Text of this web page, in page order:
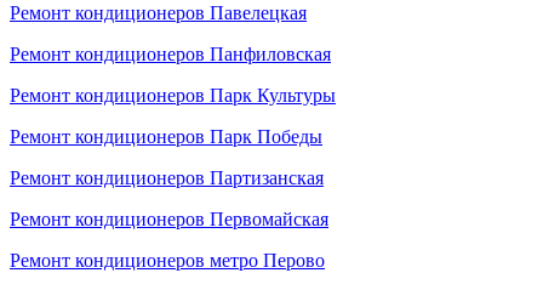
Ремонт кондиционеров Павелецкая
Ремонт кондиционеров Панфиловская
Ремонт кондиционеров Парк Культуры
Ремонт кондиционеров Парк Победы
Ремонт кондиционеров Партизанская
Ремонт кондиционеров Первомайская
Ремонт кондиционеров метро Перово